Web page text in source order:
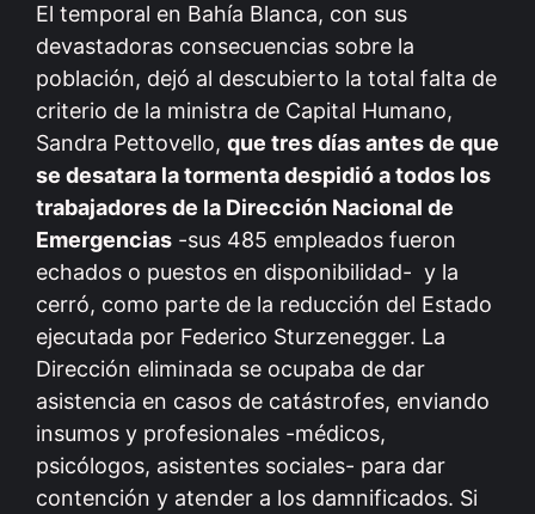
El temporal en Bahía Blanca, con sus
devastadoras consecuencias sobre la
población, dejó al descubierto la total falta de
criterio de la ministra de Capital Humano,
Sandra Pettovello, que tres días antes de que
se desatara la tormenta despidió a todos los
trabajadores de la Dirección Nacional de
Emergencias -sus 485 empleados fueron
echados o puestos en disponibilidad- y la
cerró, como parte de la reducción del Estado
ejecutada por Federico Sturzenegger. La
Dirección eliminada se ocupaba de dar
asistencia en casos de catástrofes, enviando
insumos y profesionales -médicos,
psicólogos, asistentes sociales- para dar
contención y atender a los damnificados. Si